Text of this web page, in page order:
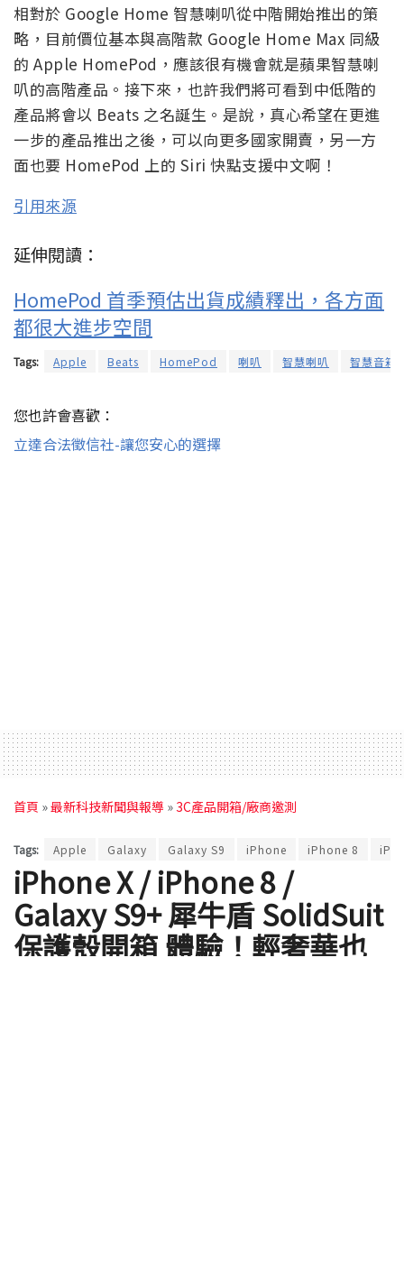
相對於 Google Home 智慧喇叭從中階開始推出的策
略，目前價位基本與高階款 Google Home Max 同級
的 Apple HomePod，應該很有機會就是蘋果智慧喇
叭的高階產品。接下來，也許我們將可看到中低階的
產品將會以 Beats 之名誕生。是說，真心希望在更進
一步的產品推出之後，可以向更多國家開賣，另一方
面也要 HomePod 上的 Siri 快點支援中文啊！
引用來源
延伸閱讀：
HomePod 首季預估出貨成績釋出，各方面
都很大進步空間
Tags: Apple Beats HomePod 喇叭 智慧喇叭 智慧音箱
您也許會喜歡：
立達合法徵信社-讓您安心的選擇
首頁 »最新科技新聞與報導 »3C產品開箱/廠商邀測
Tags: Apple Galaxy Galaxy S9 iPhone iPhone 8
iPhone X / iPhone 8 /
Galaxy S9+ 犀牛盾 SolidSuit
保護殼開箱 體驗！輕奢華也